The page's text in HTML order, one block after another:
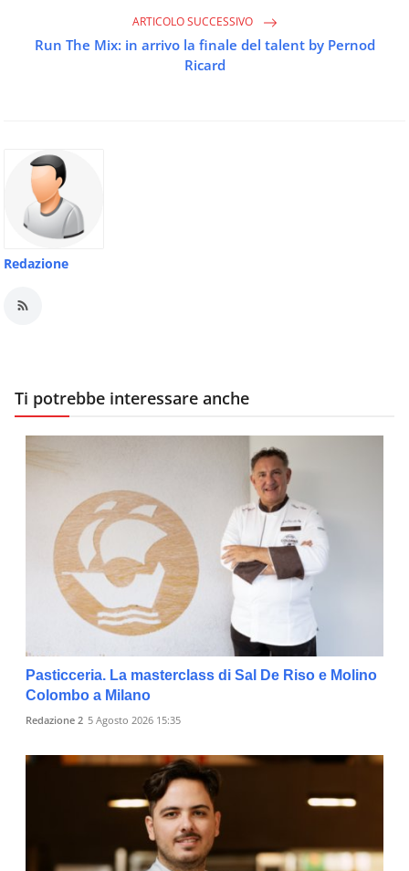
ARTICOLO SUCCESSIVO
Run The Mix: in arrivo la finale del talent by Pernod
Ricard
Redazione
Ti potrebbe interessare anche
Pasticceria. La masterclass di Sal De Riso e Molino
Colombo a Milano
Redazione 2 5 Agosto 2026 15:35